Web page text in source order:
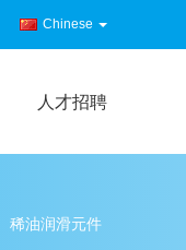
Chinese
人才招聘
稀油润滑元件